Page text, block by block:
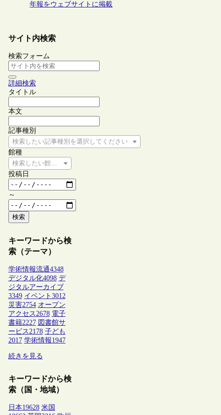
年報をウェブサイトに掲載
サイト内検索
検索フォーム
詳細検索
タイトル
本文
記事種別
検索したい記事種別を選択してください
館種
検索したい館種を選択してください
投稿日
～
検索
キーワードから検
索（テーマ）
学術情報流通4348
デジタル化4098 デ
ジタルアーカイブ
3349 イベント 3012
災害2754 オープン
アクセス2678 電子
書籍2227 図書館サ
ービス2178 子ども
2017 学術情報1947
続きを見る
キーワードから検
索（国・地域）
日本19628 米国